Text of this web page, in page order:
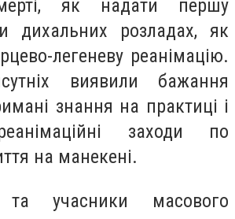
як надати першу
дихальних розладах, як
легеневу реанімацію.
виявили бажання
знання на практиці і
заходи по
на манекені.
та учасники масового